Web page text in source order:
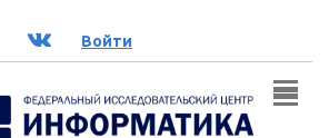
ВК Войти